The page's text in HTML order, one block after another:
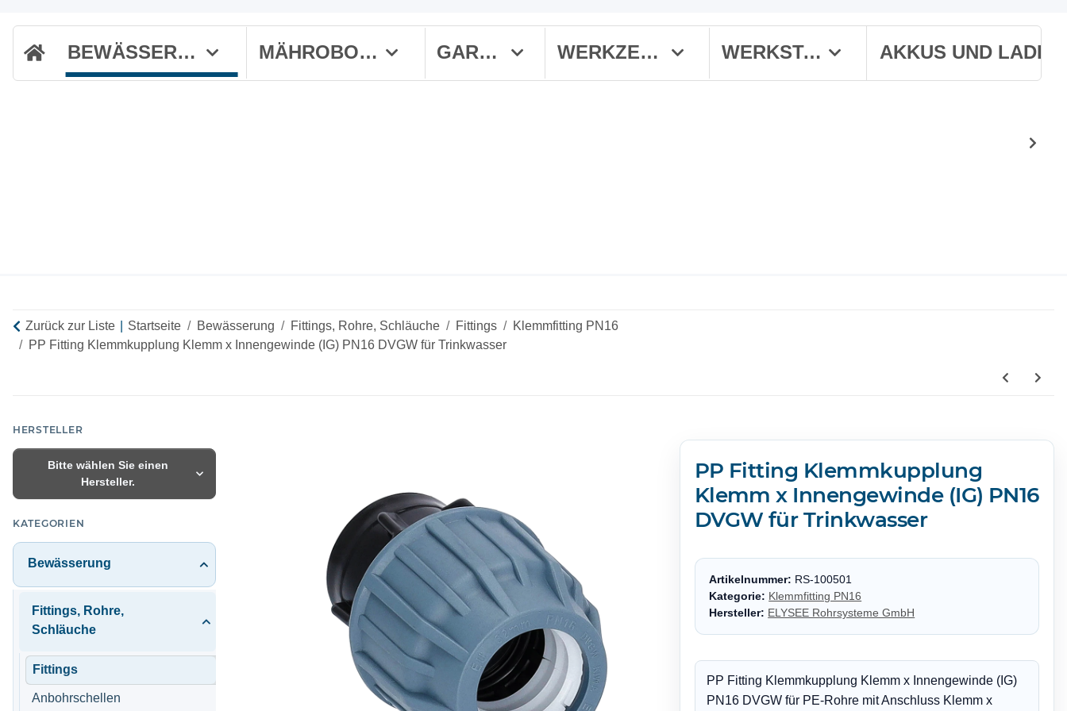
BEWÄSSERUNG MÄHROBOTER GARTEN WERKZEUGE WERKSTATT
Zurück zur Liste Startseite Bewässerung Fittings, Rohre, Schläuche Fittings
Klemmfitting PN16
PP Fitting Klemmkupplung Klemm x Innengewinde (IG) PN16 DVGW für Trinkwasser
PP Fitting Klemmkupplung
Klemm x Innengewinde (IG) PN16
DVGW für Trinkwasser
Artikelnummer: RS-100501
Kategorie: Klemmfitting PN16
Hersteller: ELYSEE Rohrsysteme GmbH
PP Fitting Klemmkupplung Klemm x Innengewinde (IG)
PN16 DVGW für PE-Rohre mit Anschluss Klemm x
HERSTELLER
Bitte wählen Sie einen
Hersteller.
KATEGORIEN
Bewässerung
Fittings, Rohre,
Schläuche
Fittings
Anbohrschellen